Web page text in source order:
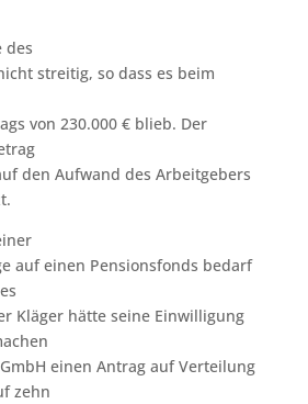
des
streitig, so dass es beim
von 230.000 € blieb. Der
den Aufwand des Arbeitgebers
auf einen Pensionsfonds bedarf
Kläger hätte seine Einwilligung
einen Antrag auf Verteilung
zehn